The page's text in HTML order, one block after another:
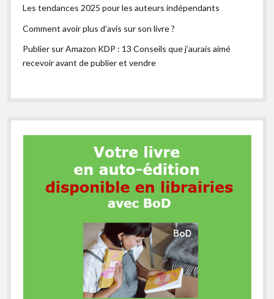
Les tendances 2025 pour les auteurs indépendants
Comment avoir plus d’avis sur son livre ?
Publier sur Amazon KDP : 13 Conseils que j’aurais aimé
recevoir avant de publier et vendre